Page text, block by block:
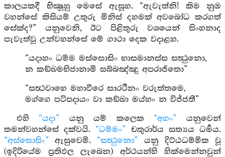
කාලයකදී භික්‍ෂූහු මෙසේ ඇසූහ. “ඇවැත්නි! කිම නුඹ
වහන්සේ කිසියම් උතුරු මිනිස් දහමක් අවබෝධ කරගත්
සේක්ද?” යනුවෙනි, ඊට පිළිතුරු වශයෙන් සිංහනාද
පැවැත්වූ උන්වහන්සේ මේ ගාථා දෙක වදාළහ.
“යදාහං ධම්ම මස්සොසිං භාසමානස්ස සත්‍ථුනො,
න කඞ්ඛමභිජානාමි සබ්බඤ්ඤු අපරාජිතො”
“සත්‍ථවාහෙ මහාවීරෙ සාරථීනං වරුත්තමෙ,
මග්ගෙ පටිපදායං වා කඞ්ඛා මය්හං න විජ්ජතී”
එහි “යදා” යනු යම් කලෙක “අහං” යනුවෙන්
තමන්වහන්සේ දක්වයි. “ධම්මං” චතුරාර්ය සත්‍යය ධර්‍මය.
“අස්සොසිං” ඇසුවෙමි. “සත්‍ථුනො” යනු දිට්ඨධම්මික වූ
(ඉදිරියේම ප්‍රතිඵල ලැබෙන) අර්ථයන්හි හික්මෙන්නවුන්